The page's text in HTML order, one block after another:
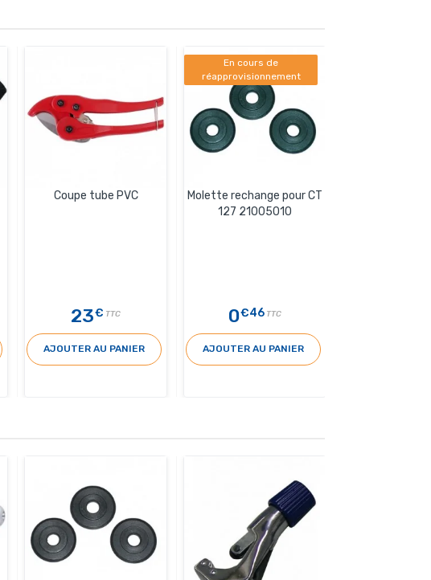
Coupe tube PVC
23€ TTC
AJOUTER AU PANIER
En cours de
réapprovisionnement
Molette rechange pour CT
127 21005010
0€46 TTC
AJOUTER AU PANIER